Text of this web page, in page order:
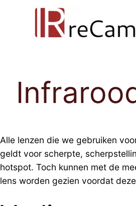
Alle lenzen die we gebruiken
geldt voor scherpte,
hotspot. Toch kunnen met de
lens worden gezien voordat